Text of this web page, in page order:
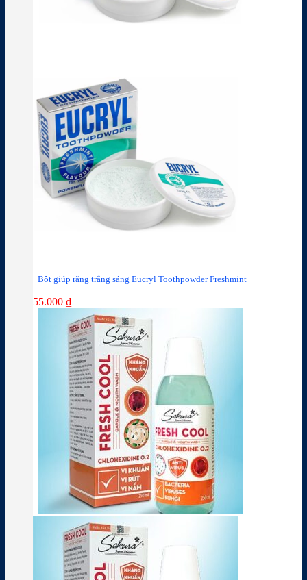
Bột giúp răng trắng sáng Eucryl Toothpowder Freshmint
55.000 ₫